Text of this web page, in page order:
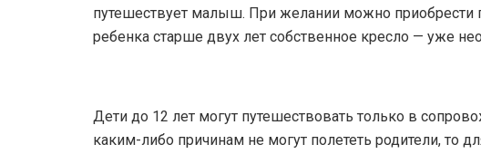
путешествует малыш. При желании можно приобрести
ребенка старше двух лет собственное кресло — уже
Дети до 12 лет могут путешествовать только в
каким-либо причинам не могут полететь родители, то